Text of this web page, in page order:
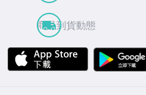
商品到貨動態
APP Store